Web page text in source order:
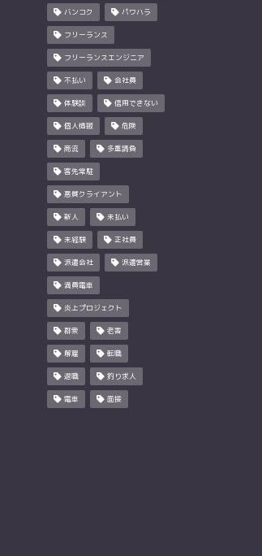
バンコク パワハラ
フリーランス
フリーランスエンジニア
不払い 会社員
体験談 信用できない
個人情報 危険
商流 多重請負
客先常駐
悪質クライアント
新人 未払い
未経験 正社員
派遣会社 派遣営業
満員電車
炎上プロジェクト
群衆 老害
解雇 転職
退職 釣り求人
電車 面接